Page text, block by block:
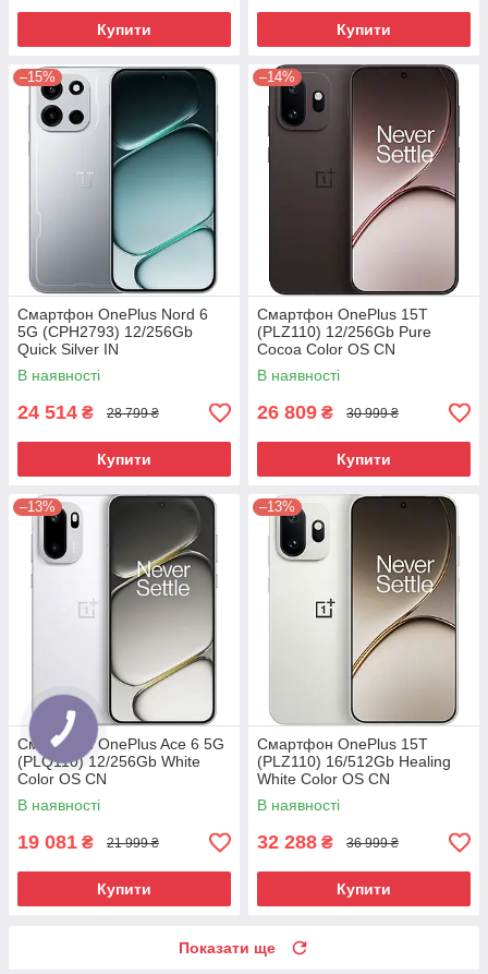
Купити Купити
–15%
Смартфон OnePlus Nord 6
5G (CPH2793) 12/256Gb
Quick Silver IN
В наявності
24 514 ₴ 28 799 ₴
Купити
–14%
Смартфон OnePlus 15T
(PLZ110) 12/256Gb Pure
Cocoa Color OS CN
В наявності
26 809 ₴ 30 999 ₴
Купити
–13%
Смартфон OnePlus Ace 6 5G
(PLQ110) 12/256Gb White
Color OS CN
В наявності
19 081 ₴ 21 999 ₴
Купити
–13%
Смартфон OnePlus 15T
(PLZ110) 16/512Gb Healing
White Color OS CN
В наявності
32 288 ₴ 36 999 ₴
Купити
Показати ще